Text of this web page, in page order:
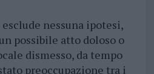
nessuna ipotesi,
possibile atto doloso o
dismesso, da tempo
preoccupazione tra i